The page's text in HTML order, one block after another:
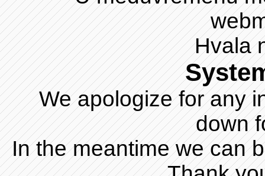
Hvala
We apologize for any
down
In the meantime we can